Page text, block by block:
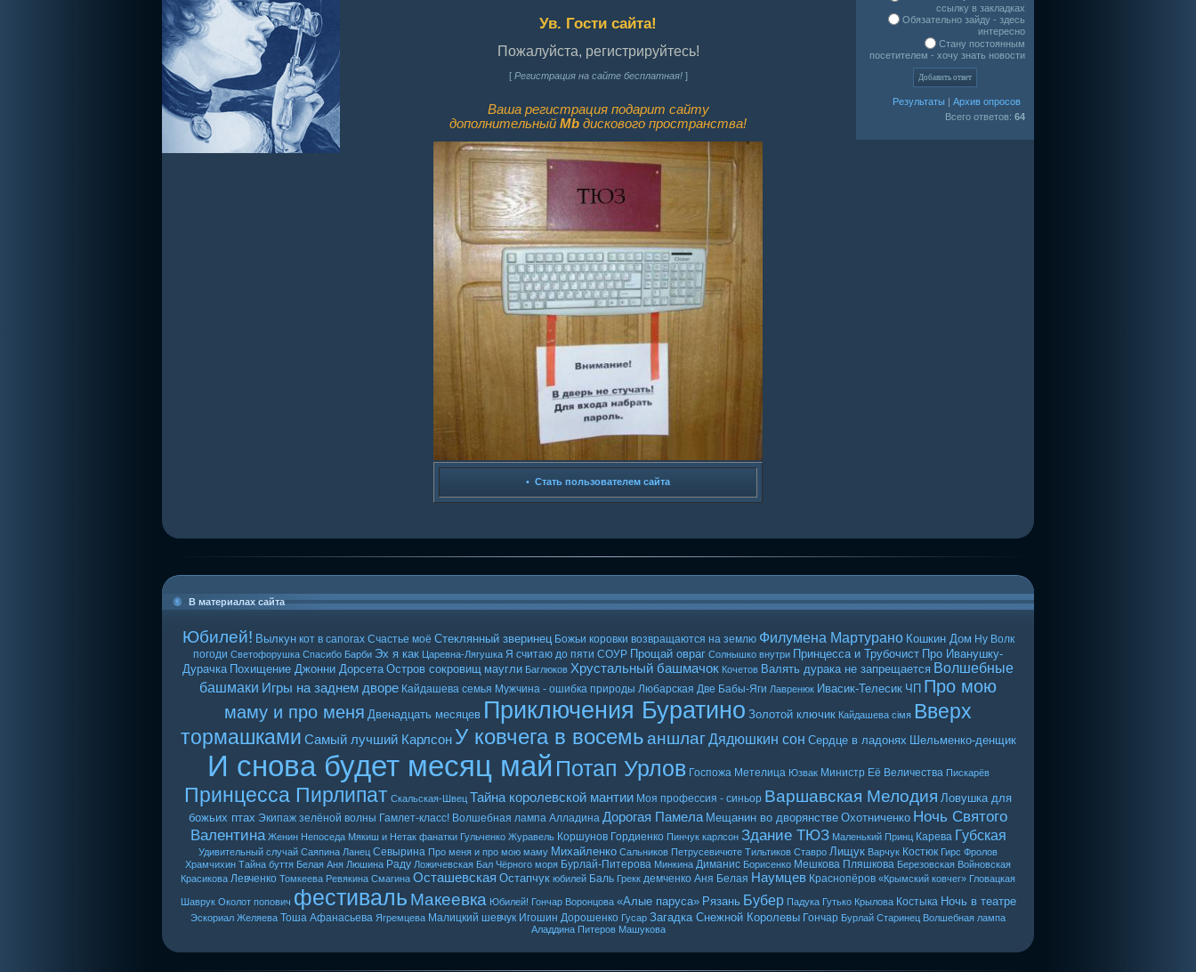
Ув. Гости сайта!
Пожалуйста, регистрируйтесь!
[ Регистрация на сайте бесплатная!]
Ваша регистрация подарит сайту
дополнительный Mb дискового пространства!
ссылку в закладках
Обязательно зайду - здесь
интересно
Стану постоянным
посетителем - хочу знать новости
Результаты | Архив опросов
Всего ответов: 64
• Стать пользователем сайта
В материалах сайта
Юбилей! Вылкун кот в сапогах Счастье моё Стеклянный зверинец Божьи коровки возвращаются на землю Филумена Мартурано Кошкин Дом Ну Волк
погоди Светофорушка Спасибо Барби Эх я как Царевна-Лягушка Я считаю до пяти СОУР Прощай овраг Солнышко внутри Принцесса и Трубочист Про Иванушку-
Дурачка Похищение Джонни Дорсета Остров сокровищ маугли Баглюков Хрустальный башмачок Кочетов Валять дурака не запрещается Волшебные
башмаки Игры на заднем дворе Кайдашева семья Мужчина - ошибка природы Любарская Две Бабы-Яги Лавренюк Ивасик-Телесик ЧП Про мою
маму и про меня Двенадцать месяцев Приключения Буратино Золотой ключик Кайдашева сiмя Вверх
тормашками Самый лучший Карлсон У ковчега в восемь аншлаг Дядюшкин сон Сердце в ладонях Шельменко-денщик
И снова будет месяц май Потап Урлов Госпожа Метелица Юзвак Министр Её Величества Пискарёв
Принцесса Пирлипат Скальская-Швец Тайна королевской мантии Моя профессия - синьор Варшавская Мелодия Ловушка для
божьих птах Экипаж зелёной волны Гамлет-класс! Волшебная лампа Алладина Дорогая Памела Мещанин во дворянстве Охотниченко Ночь Святого
Валентина Женин Непоседа Мякиш и Нетак фанатки Гульченко Журавель Коршунов Гордиенко Пинчук карлсон Здание ТЮЗ Маленький Принц Карева Губская
Удивительный случай Саяпина Ланец Севырина Про меня и про мою маму Михайленко Сальников Петрусевичюте Тильтиков Ставро Лищук Варчук Костюк Гирс Фролов
Храмчихин Тайна буття Белая Аня Люшина Раду Ложичевская Бал Чёрного моря Бурлай-Питерова Минкина Диманис Борисенко Мешкова Пляшкова Березовская Войновская
Красикова Левченко Томкеева Ревякина Смагина Осташевская Остапчук юбилей Баль Грекк демченко Аня Белая Наумцев Краснопёров «Крымский ковчег» Гловацкая
Шаврук Околот попович фестиваль Макеевка Юбилей! Гончар Воронцова «Алые паруса» Рязань Бубер Падука Гутько Крылова Костыка Ночь в театре
Эскориал Желяева Тоша Афанасьева Ягремцева Малицкий шевчук Игошин Дорошенко Гусар Загадка Снежной Королевы Гончар Бурлай Старинец Волшебная лампа
Аладдина Питеров Машукова